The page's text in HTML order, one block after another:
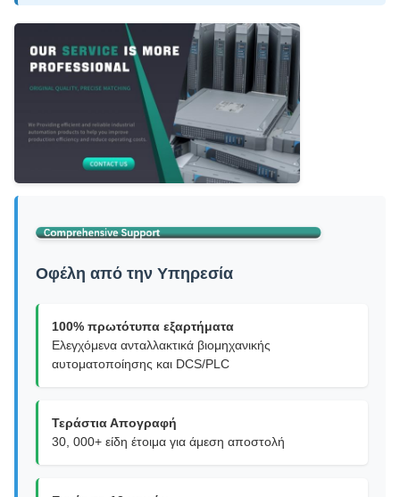
Οφέλη από την Υπηρεσία
100% πρωτότυπα εξαρτήματα
Ελεγχόμενα ανταλλακτικά βιομηχανικής
αυτοματοποίησης και DCS/PLC
Τεράστια Απογραφή
30, 000+ είδη έτοιμα για άμεση αποστολή